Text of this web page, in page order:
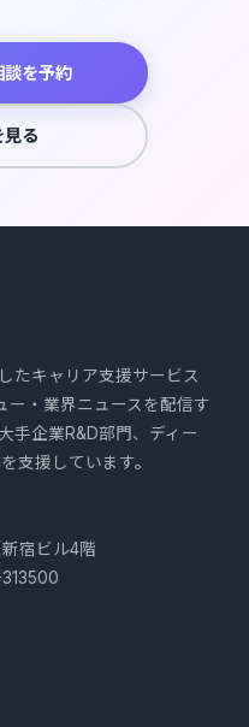
談を予約
見る
たキャリア支援サービス
ー・業界ニュースを配信す
手企業R&D部門、ディー
支援しています。
宿ビル4階